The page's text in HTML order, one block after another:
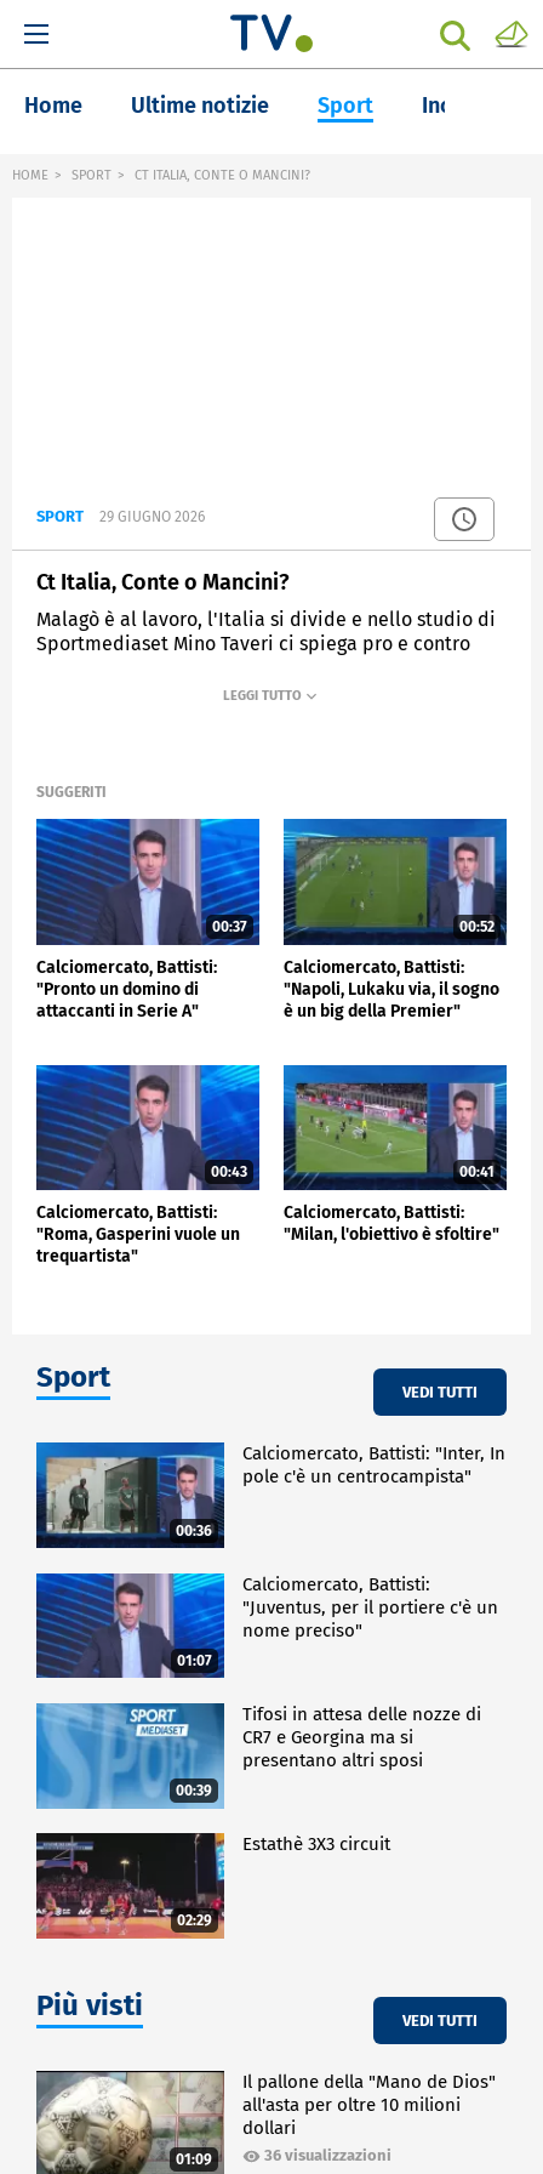
Home Ultime notizie Sport Inchieste
HOME SPORT CT ITALIA, CONTE O MANCINI?
SPORT 29 GIUGNO 2026
Ct Italia, Conte o Mancini?
Malagò è al lavoro, l'Italia si divide e nello studio di
Sportmediaset Mino Taveri ci spiega pro e contro
SUGGERITI
00:37
Calciomercato, Battisti:
"Pronto un domino di
attaccanti in Serie A"
00:52
Calciomercato, Battisti:
"Napoli, Lukaku via, il sogno
è un big della Premier"
00:43
Calciomercato, Battisti:
"Roma, Gasperini vuole un
trequartista"
00:41
Calciomercato, Battisti:
"Milan, l'obiettivo è sfoltire"
Sport VEDI TUTTI
00:36
Calciomercato, Battisti: "Inter, In
pole c'è un centrocampista"
01:07
Calciomercato, Battisti:
"Juventus, per il portiere c'è un
nome preciso"
00:39
Tifosi in attesa delle nozze di
CR7 e Georgina ma si
presentano altri sposi
02:29
Estathè 3X3 circuit
Più visti VEDI TUTTI
01:09
Il pallone della "Mano de Dios"
all'asta per oltre 10 milioni
dollari
36 visualizzazioni